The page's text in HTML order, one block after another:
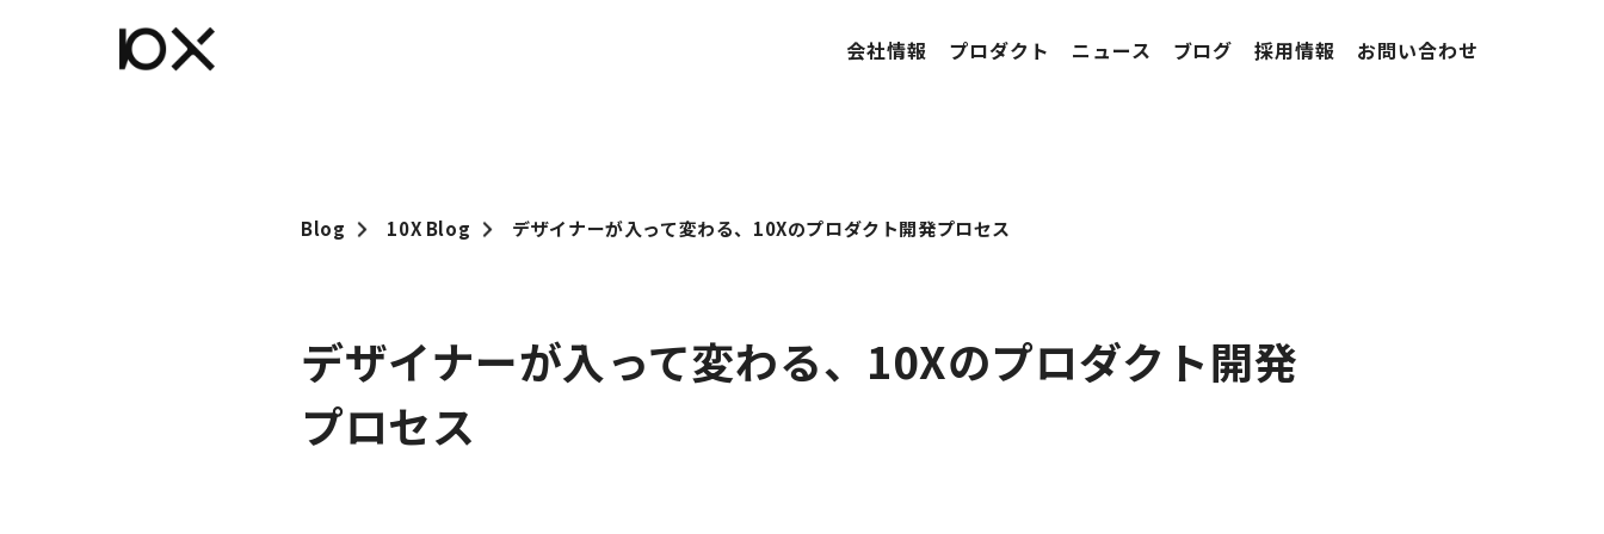
Blog 10X Blog デザイナーが入って変わる、10Xのプロダクト開発プロセス
デザイナーが入って変わる、10Xのプロダクト開発
プロセス
会社情報 プロダクト ニュース ブログ 採用情報 お問い合わせ